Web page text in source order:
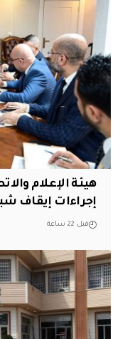
هيئة الإعلام
إجراءات إيقاف
قبل 22 ساعة